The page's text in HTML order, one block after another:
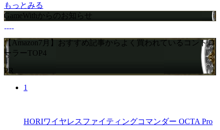
もっとみる
GameWithからのお知らせ
【Amazon7月】おすすめ記事からよく買われているコントロ
ーラーTOP4
PR
1
HORIワイヤレスファイティングコマンダー OCTA Pro